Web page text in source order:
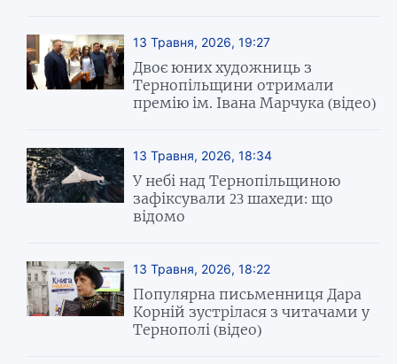
13 Травня, 2026, 19:27
Двоє юних художниць з
Тернопільщини отримали
премію ім. Івана Марчука (відео)
13 Травня, 2026, 18:34
У небі над Тернопільщиною
зафіксували 23 шахеди: що
відомо
13 Травня, 2026, 18:22
Популярна письменниця Дара
Корній зустрілася з читачами у
Тернополі (відео)